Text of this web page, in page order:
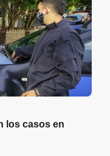
los casos en